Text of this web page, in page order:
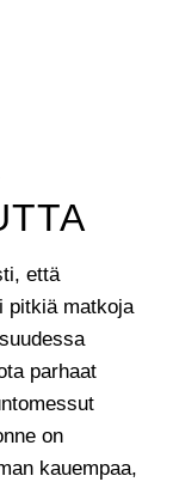
että
pitkiä matkoja
parhaat
on
kauempaa,